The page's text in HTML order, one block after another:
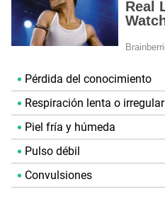
Pérdida del conocimiento
Respiración lenta o irregular
Piel fría y húmeda
Pulso débil
Convulsiones